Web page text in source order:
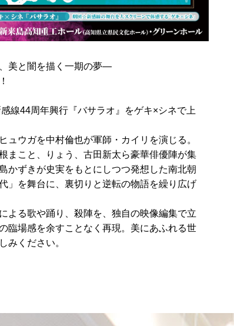
美と闇を描く一期の夢―
線44周年興行『バサラオ』をゲキ×シネで上
ュウガを中村倫也が軍師・カイリを演じる。
まこと、りょう、古田新太ら豪華俳優陣が集
かずきが史実をもとにしつつ発想した南北朝
」を舞台に、裏切りと逆転の物語を繰り広げ
よる歌や踊り、殺陣を、独自の映像編集で立
臨場感を余すことなく再現。美にあふれる世
みください。